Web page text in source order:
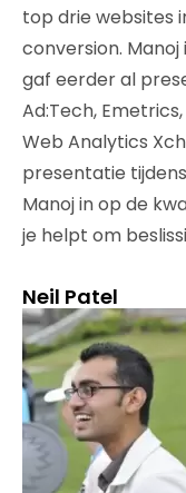
top drie websites
conversion.
gaf eerder al
Ad:Tech,
Web Analytics
presentatie
Manoj in op de
je helpt om
Neil Patel